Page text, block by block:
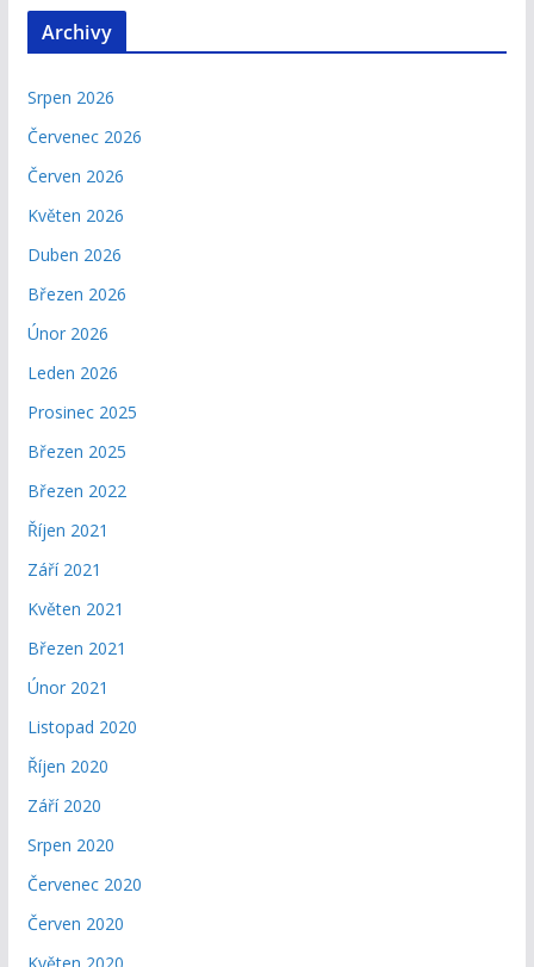
Archivy
Srpen 2026
Červenec 2026
Červen 2026
Květen 2026
Duben 2026
Březen 2026
Únor 2026
Leden 2026
Prosinec 2025
Březen 2025
Březen 2022
Říjen 2021
Září 2021
Květen 2021
Březen 2021
Únor 2021
Listopad 2020
Říjen 2020
Září 2020
Srpen 2020
Červenec 2020
Červen 2020